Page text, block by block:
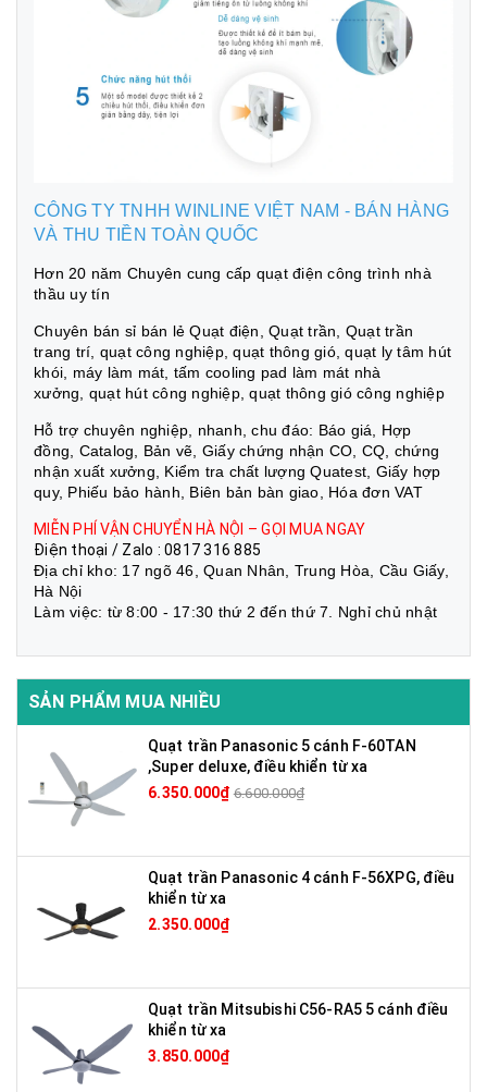
CÔNG TY TNHH WINLINE VIỆT NAM - BÁN HÀNG
VÀ THU TIỀN TOÀN QUỐC
Hơn 20 năm Chuyên cung cấp quạt điện công trình nhà
thầu uy tín
Chuyên bán sỉ bán lẻ Quạt điện, Quạt trần, Quạt trần
trang trí, quạt công nghiệp, quạt thông gió, quạt ly tâm hút
khói, máy làm mát, tấm cooling pad làm mát nhà
xưởng, quạt hút công nghiệp, quạt thông gió công nghiệp
Hỗ trợ chuyên nghiệp, nhanh, chu đáo: Báo giá, Hợp
đồng, Catalog, Bản vẽ, Giấy chứng nhận CO, CQ, chứng
nhận xuất xưởng, Kiểm tra chất lượng Quatest, Giấy hợp
quy, Phiếu bảo hành, Biên bản bàn giao, Hóa đơn VAT
MIỄN PHÍ VẬN CHUYỂN HÀ NỘI – GỌI MUA NGAY
Điện thoại / Zalo : 0817 316 885
Địa chỉ kho: 17 ngõ 46, Quan Nhân, Trung Hòa, Cầu Giấy,
Hà Nội
Làm việc: từ 8:00 - 17:30 thứ 2 đến thứ 7. Nghỉ chủ nhật
SẢN PHẨM MUA NHIỀU
Quạt trần Panasonic 5 cánh F-60TAN
,Super deluxe, điều khiển từ xa
6.350.000₫ 6.600.000₫
Quạt trần Panasonic 4 cánh F-56XPG, điều
khiển từ xa
2.350.000₫
Quạt trần Mitsubishi C56-RA5 5 cánh điều
khiển từ xa
3.850.000₫